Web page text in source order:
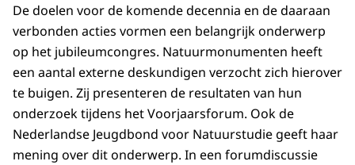
De doelen voor de komende decennia en de daaraan
verbonden acties vormen een belangrijk onderwerp
op het jubileumcongres. Natuurmonumenten heeft
een aantal externe deskundigen verzocht zich hierover
te buigen. Zij presenteren de resultaten van hun
onderzoek tijdens het Voorjaarsforum. Ook de
Nederlandse Jeugdbond voor Natuurstudie geeft haar
mening over dit onderwerp. In een forumdiscussie